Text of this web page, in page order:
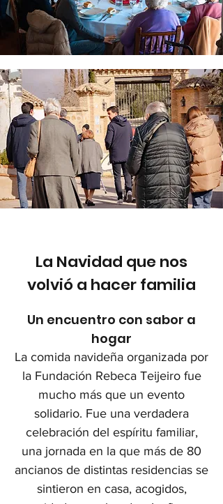
La Navidad que nos
volvió a hacer familia
Un encuentro con sabor a
hogar
La comida navideña organizada por
la Fundación Rebeca Teijeiro fue
mucho más que un evento
solidario. Fue una verdadera
celebración del espíritu familiar,
una jornada en la que más de 80
ancianos de distintas residencias se
sintieron en casa, acogidos,